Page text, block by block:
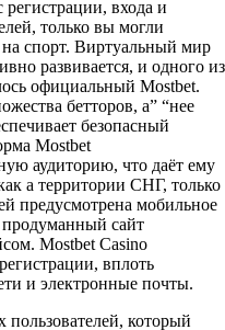
входа и
только вы могли
на спорт. Виртуальный мир
развивается, и одного из
официальный Mostbet.
бетторов, а” “нее
безопасный
Mostbet
аудиторию, что даёт ему
а территории СНГ, только
предусмотрена мобильное
сайт
Mostbet Casino
вплоть
и электронные почты.
который